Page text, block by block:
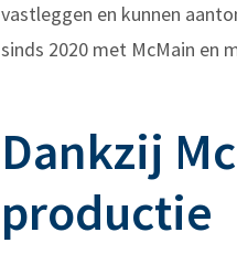
vastleggen en kunnen
sinds 2020 met McMain en
Dankzij
productie